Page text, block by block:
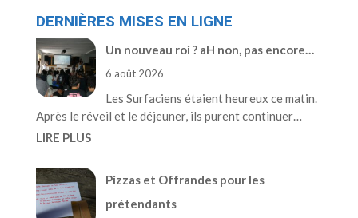
DERNIÈRES MISES EN LIGNE
Un nouveau roi ? aH non, pas encore…
6 août 2026
Les Surfaciens étaient heureux ce matin.
Après le réveil et le déjeuner, ils purent continuer…
LIRE PLUS
Pizzas et Offrandes pour les
prétendants